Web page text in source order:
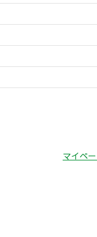
マイペ